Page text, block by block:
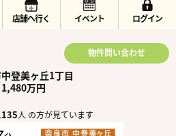
店舗へ行く イベント ログイン
物件問い合わせ
登美ヶ丘1丁目
1,480万円
人 の方が見ています